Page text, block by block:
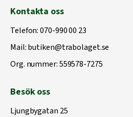
Kontakta oss
Telefon:070-990 00 23
Mail:butiken@trabolaget.se
Org. nummer: 559578-7275
Besök oss
Ljungbygatan 25